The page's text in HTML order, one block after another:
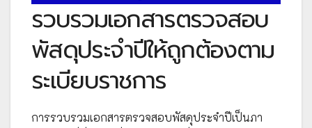
รวบรวมเอกสารตรวจสอบ
พัสดุประจำปีให้ถูกต้องตาม
ระเบียบราชการ
การรวบรวมเอกสารตรวจสอบพัสดุประจำปีเป็นภา